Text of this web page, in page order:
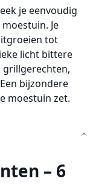
je eenvoudig
Je
tot
licht bittere
grillgerechten,
bijzondere
moestuin zet.
– 6